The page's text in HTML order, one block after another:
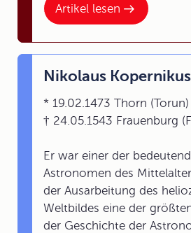
Artikel lesen
Nikolaus Kopernikus
* 19.02.1473 Thorn (Torun)
† 24.05.1543 Frauenburg
Er war einer der
Astronomen des
der Ausarbeitung des
Weltbildes eine der
der Geschichte der